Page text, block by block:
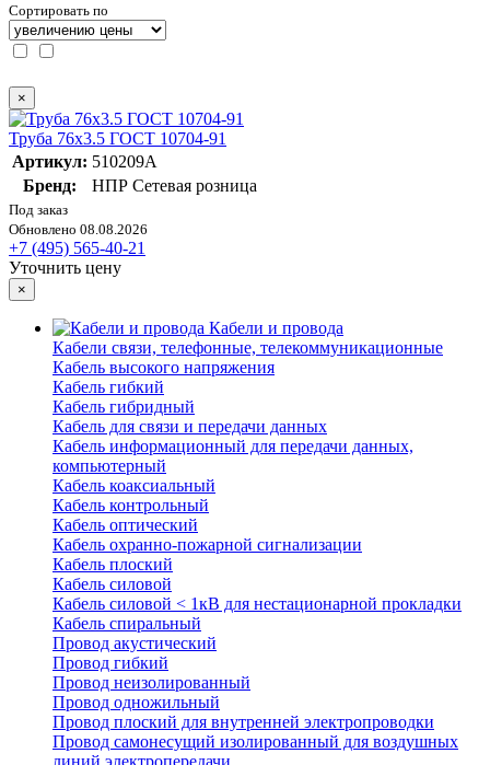
Сортировать по
×
Труба 76х3.5 ГОСТ 10704-91
Артикул: 510209А
Бренд:
НПР Сетевая розница
Под заказ
Обновлено 08.08.2026
+7 (495) 565-40-21
Уточнить цену
×
Кабели и провода
Кабели связи, телефонные, телекоммуникационные
Кабель высокого напряжения
Кабель гибкий
Кабель гибридный
Кабель для связи и передачи данных
Кабель информационный для передачи данных,
компьютерный
Кабель коаксиальный
Кабель контрольный
Кабель оптический
Кабель охранно-пожарной сигнализации
Кабель плоский
Кабель силовой
Кабель силовой < 1кВ для нестационарной прокладки
Кабель спиральный
Провод акустический
Провод гибкий
Провод неизолированный
Провод одножильный
Провод плоский для внутренней электропроводки
Провод самонесущий изолированный для воздушных
линий электропередачи